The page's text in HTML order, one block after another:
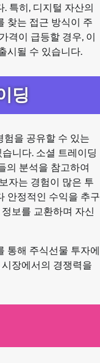
특히, 디지털 자산의
찾는 접근 방식이 주
격이 급등할 경우, 이
시될 수 있습니다.
딩
험을 공유할 수 있는
니다. 소셜 트레이딩
의 분석을 참고하여
자는 경험이 많은 투
안정적인 수익을 추구
보를 교환하며 자신
통해 주식선물 투자에
장에서의 경쟁력을